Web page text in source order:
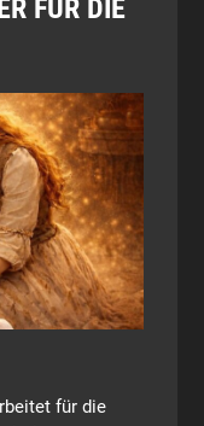
FÜR DIE
für die